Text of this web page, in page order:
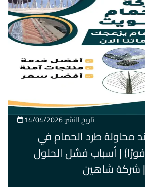
تاريخ النشر: 14/04/2026
محاولة طرد الحمام في
| أسباب فشل الحلول
شركة شاهين